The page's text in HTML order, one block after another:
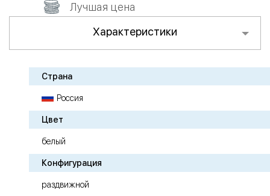
Лучшая цена
Характеристики
Страна
Россия
Цвет
белый
Конфигурация
раздвижной